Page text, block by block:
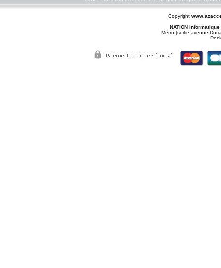
Copyright
NATION informatique
Métro (sortie avenue